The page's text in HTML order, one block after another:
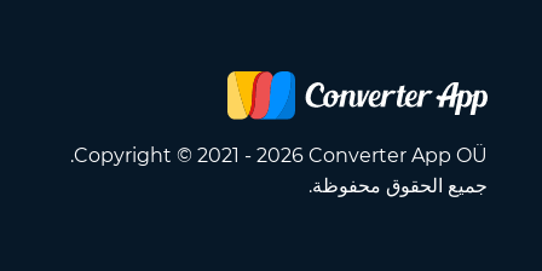
Copyright © 2021 - 2026 Converter App OÜ.
جميع الحقوق محفوظة.